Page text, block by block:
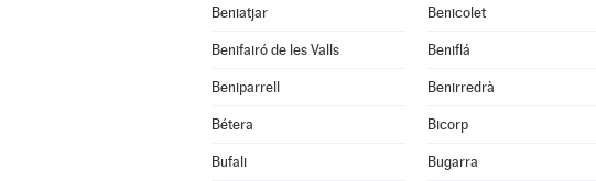
Beniatjar Benicolet
Benifairó de les Valls Beniflá
Beniparrell Benirredrà
Bétera Bicorp
Bufali Bugarra